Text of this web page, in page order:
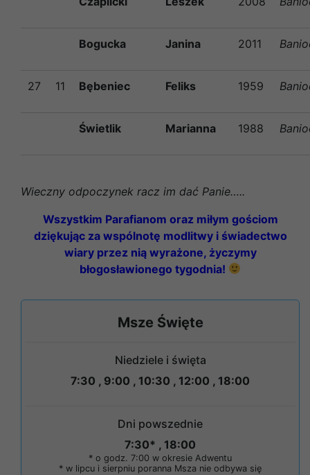
Bogucka Janina 2011
27 11 Bębeniec Feliks 1959
Świetlik Marianna 1988
Wieczny odpoczynek racz im dać Panie…..
Wszystkim Parafianom oraz miłym gościom
dziękując za wspólnotę modlitwy i świadectwo
wiary przez nią wyrażone, życzymy
błogosławionego tygodnia!
Msze Święte
Niedziele i święta
7:30 , 9:00 , 10:30 , 12:00 , 18:00
Dni powszednie
7:30* , 18:00
* o godz. 7:00 w okresie Adwentu
* w lipcu i sierpniu poranna Msza nie odbywa się